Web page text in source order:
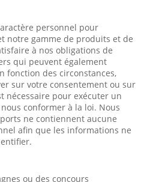
personnel pour
notre gamme de produits et de
à nos obligations de
qui peuvent également
fonction des circonstances,
sur votre consentement ou sur
nécessaire pour exécuter un
conformer à la loi. Nous
ne contiennent aucune
afin que les informations ne
ou des concours